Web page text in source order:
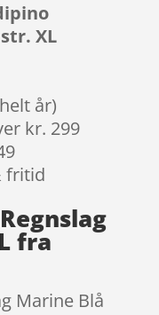
XL
år)
kr. 299
fritid
fra
Marine Blå